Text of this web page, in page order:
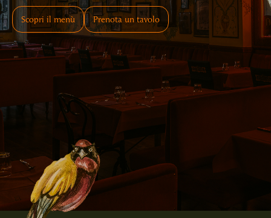
Scopri il menù Prenota un tavolo